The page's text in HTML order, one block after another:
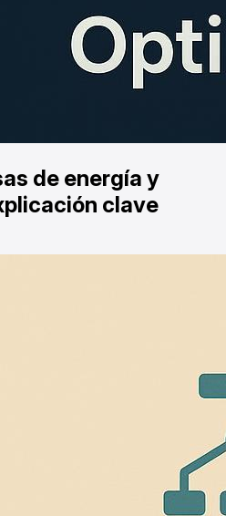
de energía y
clave